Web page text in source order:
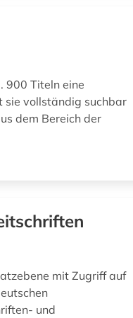
900 Titeln eine
sie vollständig suchbar
dem Bereich der
mit Zugriff auf
und